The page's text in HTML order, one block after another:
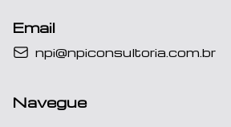
Email
npi@npiconsultoria.com.br
Navegue